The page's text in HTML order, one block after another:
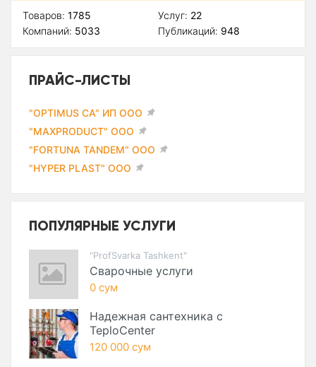
Товаров: 1785
Компаний: 5033
Услуг: 22
Публикаций: 948
ПРАЙС-ЛИСТЫ
"OPTIMUS CA" ИП ООО
"MAXPRODUCT" ООО
"FORTUNA TANDEM" ООО
"HYPER PLAST" ООО
ПОПУЛЯРНЫЕ УСЛУГИ
"ProfSvarka Tashkent"
Сварочные услуги
0 сум
Надежная сантехника с
TeploCenter
120 000 сум